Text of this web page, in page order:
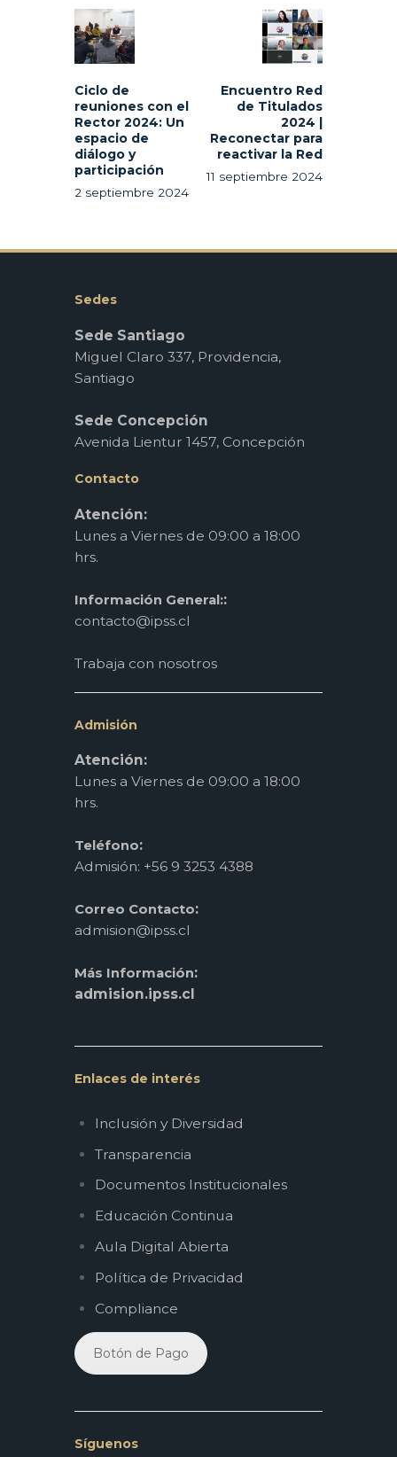
de
entradas
post:
Ciclo de
reuniones con el
Rector 2024: Un
espacio de
diálogo y
participación
2 septiembre 2024
Encuentro Red
de Titulados
2024 |
Reconectar para
reactivar la Red
11 septiembre 2024
Sedes
Sede Santiago
Miguel Claro 337, Providencia,
Santiago
Sede Concepción
Avenida Lientur 1457, Concepción
Contacto
Atención:
Lunes a Viernes de 09:00 a 18:00
hrs.
Información General::
contacto@ipss.cl
Trabaja con nosotros
Admisión
Atención:
Lunes a Viernes de 09:00 a 18:00
hrs.
Teléfono:
Admisión: +56 9 3253 4388
Correo Contacto:
admision@ipss.cl
Más Información:
admision.ipss.cl
Enlaces de interés
Inclusión y Diversidad
Transparencia
Documentos Institucionales
Educación Continua
Aula Digital Abierta
Política de Privacidad
Compliance
Botón de Pago
Síguenos